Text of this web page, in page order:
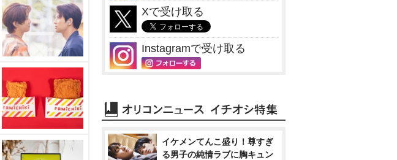
Xで受け取る
Instagramで受け取る
イケメンてんこ盛り！尊すぎ
る男子の純情ラブに胸キュン